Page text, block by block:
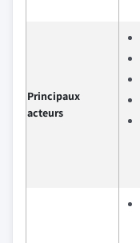
Principaux
acteurs